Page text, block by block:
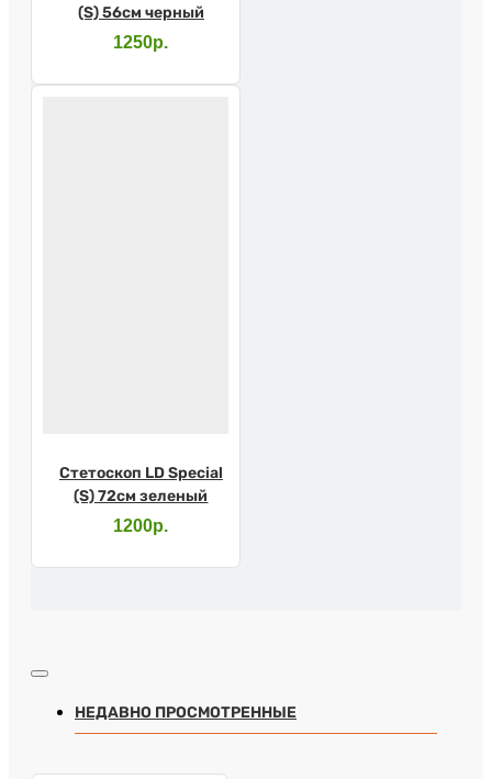
(S) 56см черный
1250р.
Стетоскоп LD Special
(S) 72см зеленый
1200р.
НЕДАВНО ПРОСМОТРЕННЫЕ